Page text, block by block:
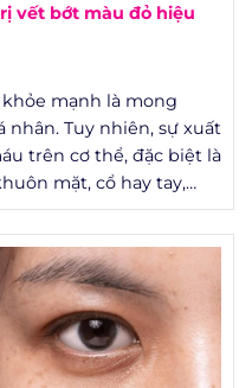
vết bớt màu đỏ hiệu
mạnh là mong
Tuy nhiên, sự xuất
trên cơ thể, đặc biệt là
mặt, cổ hay tay,
lý lớn. Không chỉ
một số trường hợp
các vấn đề y khoa